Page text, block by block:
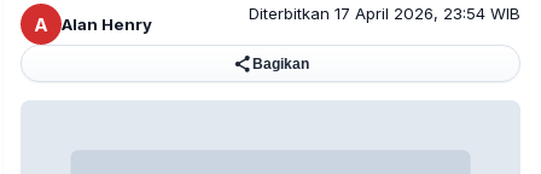
A Alan Henry
Diterbitkan 17 April 2026, 23:54 WIB
Bagikan